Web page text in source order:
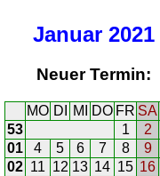
Januar 2021
Neuer Termin:
MO DI MI DO FR SA
53
1 2
01
4 5 6 7 8 9
02 11 12 13 14 15 16